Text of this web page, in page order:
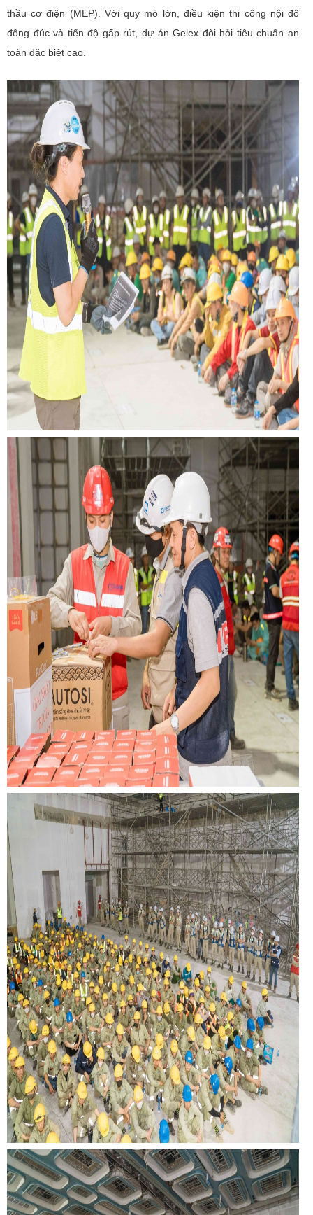
thầu cơ điện (MEP). Với quy mô lớn, điều kiện thi công nội đô
đông đúc và tiến độ gấp rút, dự án Gelex đòi hỏi tiêu chuẩn an
toàn đặc biệt cao.